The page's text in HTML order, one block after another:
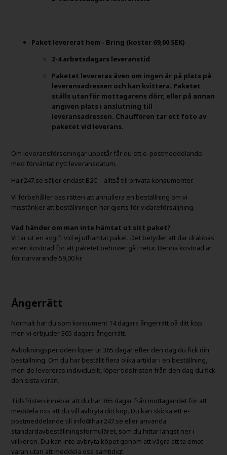
Paket levererat hem - Bring (koster 69,00 SEK)
2-4 arbetsdagars leveranstid
Paketet levereras även om ingen är på plats på
leveransadressen och kan kvittera. Paketet
ställs utanför mottagarens dörr, eller på annan
angiven plats i anslutning till
leveransadressen. Chauffören tar ett foto av
paketet vid leverans.
Om leveransförseningar uppstår får du ett e-postmeddelande
med förväntat nytt leveransdatum.
Hair247.se säljer endast B2C – alltså till privata konsumenter.
Vi förbehåller oss rätten att annullera en beställning om vi
misstänker att beställningen har gjorts för vidareförsäljning.
Vad händer om man inte hämtat ut sitt paket?
Vi tar ut en avgift vid ej uthämtat paket. Det betyder att där drabbas
av en kostnad för att paketet behöver gå i retur. Denna kostnad är
för närvarande 59,00 kr.
Ångerrätt
Normalt har du som konsument 14 dagars ångerrätt på ditt köp
men vi erbjuder 365 dagars ångerrätt.
Avbokningsperioden löper ut 365 dagar efter den dag du fick din
beställning. Om du har beställt flera olika artiklar i en beställning,
men de levereras individuellt, löper tidsfristen från den dag du fick
den sista varan.
Tidsfristen innebär att du har 365 dagar från mottagandet för att
meddela oss att du vill avbryta ditt köp. Du kan skicka ett e-
postmeddelande till info@hair247.se eller använda
standardavbeställningsformuläret, som du hittar längst ner i
villkoren. Du kan inte avbryta köpet genom att vägra att ta emot
varan utan att meddela oss samtidigt.